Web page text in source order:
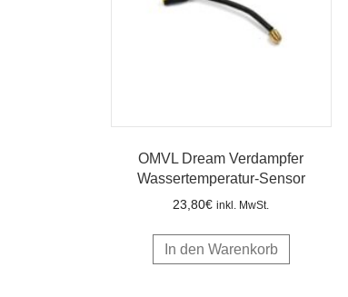
OMVL Dream Verdampfer
Wassertemperatur-Sensor
23,80€ inkl. MwSt.
In den Warenkorb